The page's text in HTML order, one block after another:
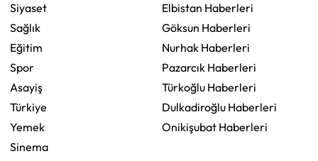
Siyaset
Sağlık
Eğitim
Spor
Asayiş
Türkiye
Yemek
Sinema
Elbistan Haberleri
Göksun Haberleri
Nurhak Haberleri
Pazarcık Haberleri
Türkoğlu Haberleri
Dulkadiroğlu Haberleri
Onikişubat Haberleri